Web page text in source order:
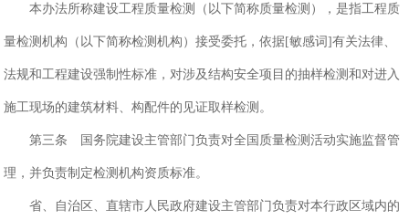
本办法所称建设工程质量检测（以下简称质量检测），是指工程质
量检测机构（以下简称检测机构）接受委托，依据[敏感词]有关法律、
法规和工程建设强制性标准，对涉及结构安全项目的抽样检测和对进入
施工现场的建筑材料、构配件的见证取样检测。
第三条 国务院建设主管部门负责对全国质量检测活动实施监督管
理，并负责制定检测机构资质标准。
省、自治区、直辖市人民政府建设主管部门负责对本行政区域内的